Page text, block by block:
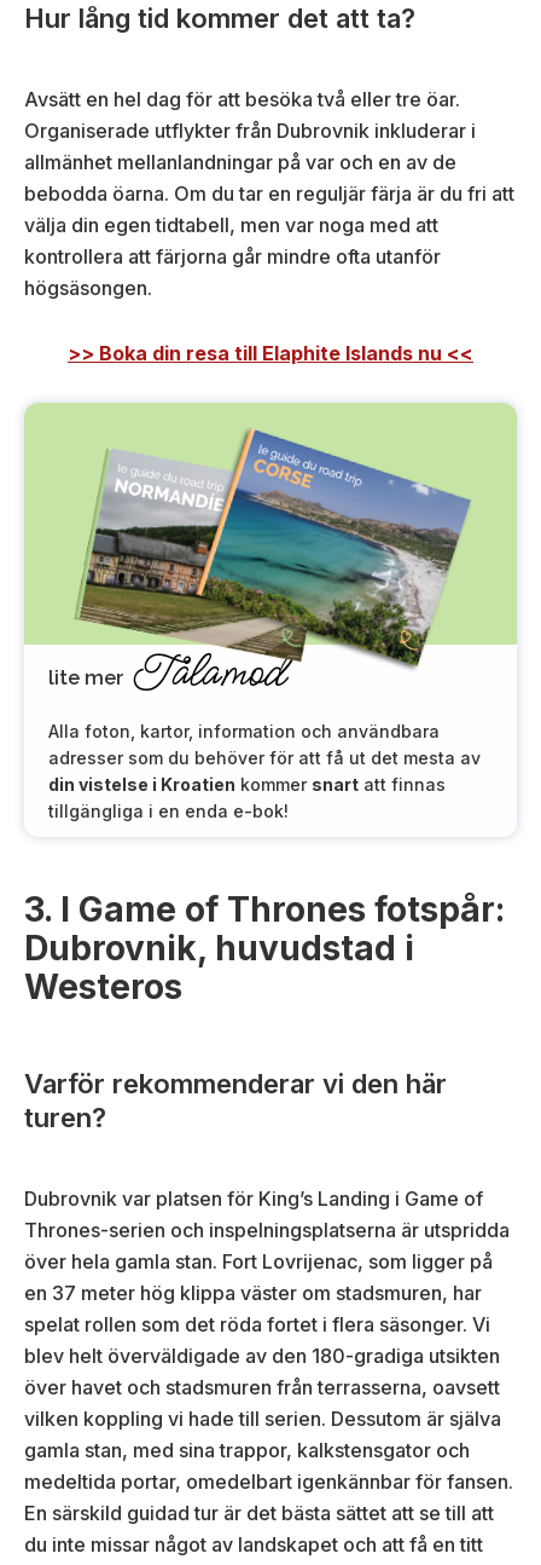
Hur lång tid kommer det att ta?
Avsätt en hel dag för att besöka två eller tre öar.
Organiserade utflykter från Dubrovnik inkluderar i
allmänhet mellanlandningar på var och en av de
bebodda öarna. Om du tar en reguljär färja är du fri att
välja din egen tidtabell, men var noga med att
kontrollera att färjorna går mindre ofta utanför
högsäsongen.
>> Boka din resa till Elaphite Islands nu <<
lite mer Tålamod
Alla foton, kartor, information och användbara
adresser som du behöver för att få ut det mesta av
din vistelse i Kroatien kommer snart att finnas
tillgängliga i en enda e-bok!
3. I Game of Thrones fotspår:
Dubrovnik, huvudstad i
Westeros
Varför rekommenderar vi den här
turen?
Dubrovnik var platsen för King’s Landing i Game of
Thrones-serien och inspelningsplatserna är utspridda
över hela gamla stan. Fort Lovrijenac, som ligger på
en 37 meter hög klippa väster om stadsmuren, har
spelat rollen som det röda fortet i flera säsonger. Vi
blev helt överväldigade av den 180-gradiga utsikten
över havet och stadsmuren från terrasserna, oavsett
vilken koppling vi hade till serien. Dessutom är själva
gamla stan, med sina trappor, kalkstensgator och
medeltida portar, omedelbart igenkännbar för fansen.
En särskild guidad tur är det bästa sättet att se till att
du inte missar något av landskapet och att få en titt